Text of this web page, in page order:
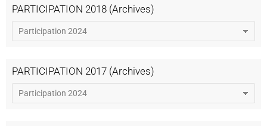
PARTICIPATION 2018 (Archives)
PARTICIPATION 2017 (Archives)